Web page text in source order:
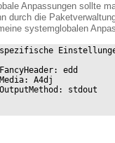
Anpassungen sollte
durch die
systemglobalen
edd
A4dj
stdout